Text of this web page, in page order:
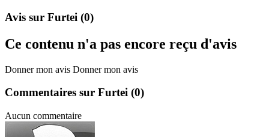
Avis sur Furtei (0)
Ce contenu n'a pas encore reçu d'avis
Donner mon avis Donner mon avis
Commentaires sur Furtei (0)
Aucun commentaire